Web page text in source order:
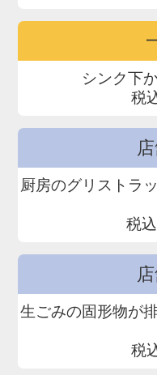
シンク下
税
厨房のグリストラ
税
生ごみの固形物が
税